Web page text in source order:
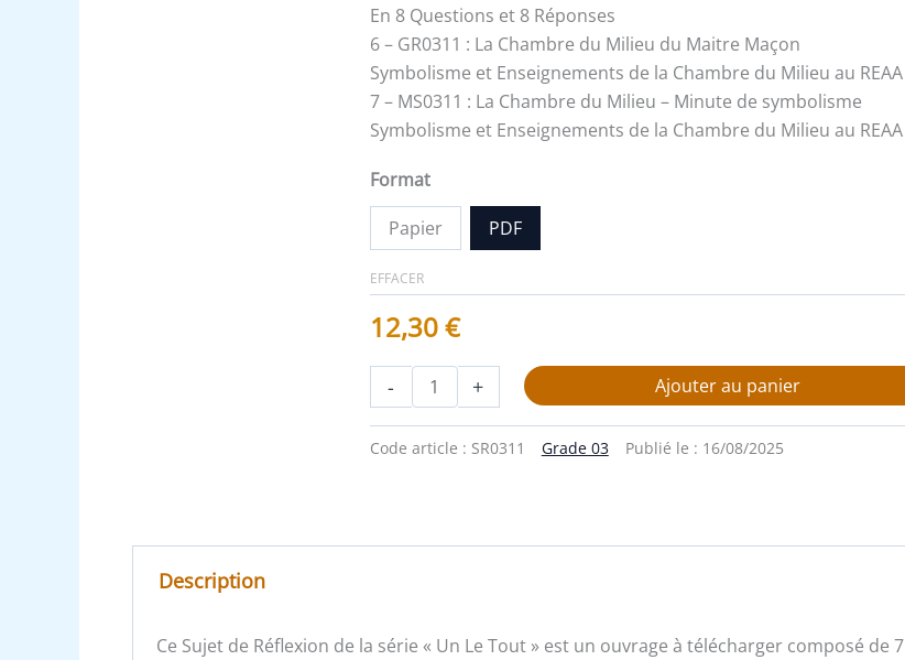
En 8 Questions et 8 Réponses
6 – GR0311 : La Chambre du Milieu du Maitre Maçon
Symbolisme et Enseignements de la Chambre du Milieu au REAA
7 – MS0311 : La Chambre du Milieu – Minute de symbolisme
Symbolisme et Enseignements de la Chambre du Milieu au REAA
Format
Papier PDF
EFFACER
12,30€
- + Ajouter au panier
Code article : SR0311 Grade 03 Publié le : 16/08/2025
Description
Ce Sujet de Réflexion de la série « Un Le Tout » est un ouvrage à télécharger composé de 7